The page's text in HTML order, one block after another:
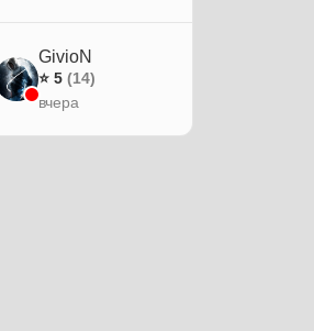
GivioN
⭐ 5 (14)
вчера